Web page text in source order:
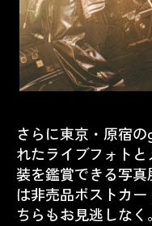
さらに東京・原宿
れたライブフォト
装を鑑賞できる写真
は非売品ポストカ
ちらもお見逃しなく。